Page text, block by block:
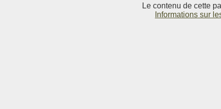
Le contenu de cette
Informations sur